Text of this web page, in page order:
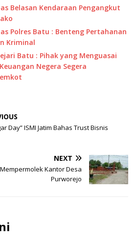
Belasan Kendaraan Pengangkut
Polres Batu : Benteng Pertahanan
Kriminal
Batu : Pihak yang Menguasai
Negera Segera
Day” ISMI Jatim Bahas Trust Bisnis
NEXT
Kantor Desa
Purworejo